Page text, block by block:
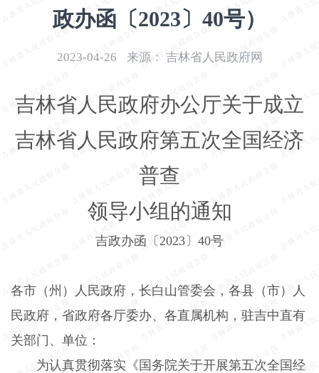
政办函〔2023〕40号）
2023-04-26 来源： 吉林省人民政府网
吉林省人民政府办公厅关于成立
吉林省人民政府第五次全国经济
普查
领导小组的通知
吉政办函〔2023〕 40号
各市（州）人民政府，长白山管委会，各县（市）人
民政府，省政府各厅委办、各直属机构，驻吉中直有
关部门、单位：
为认真贯彻落实《国务院关于开展第五次全国经